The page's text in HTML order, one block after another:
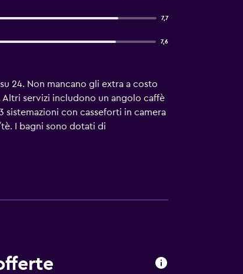
7,7
7,6
24. Non mancano gli extra a costo
servizi includono un angolo caffè
sistemazioni con casseforti in camera
I bagni sono dotati di
la connessione wireless e via
essere previste restrizioni). Le